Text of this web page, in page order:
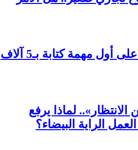
كيف حصلت على أول مهمة كتابة بـ5 آلاف
الانتظار».. لماذا يرفع
الراية البيضاء؟